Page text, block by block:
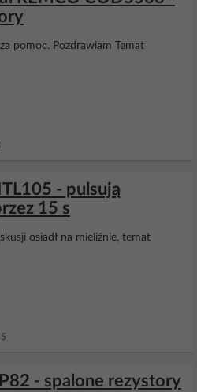
pomoc. Pozdrawiam Temat
- pulsują
15 s
osiadł na mieliźnie, temat
- spalone rezystory